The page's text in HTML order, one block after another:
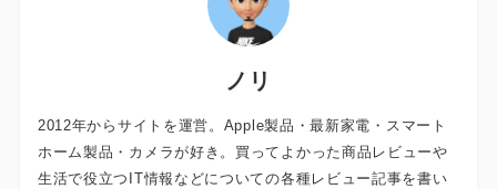
ノリ
2012年からサイトを運営。Apple製品・最新家電・スマート
ホーム製品・カメラが好き。買ってよかった商品レビューや
生活で役立つIT情報などについての各種レビュー記事を書い